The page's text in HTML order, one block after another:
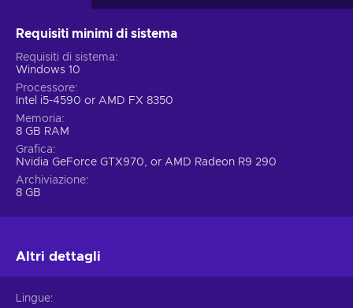
Requisiti minimi di sistema
Requisiti di sistema
Windows 10
Processore
Intel i5-4590 or AMD FX 8350
Memoria
8 GB RAM
Grafica
Nvidia GeForce GTX970, or AMD Radeon R9 290
Archiviazione
8 GB
Altri dettagli
Lingue